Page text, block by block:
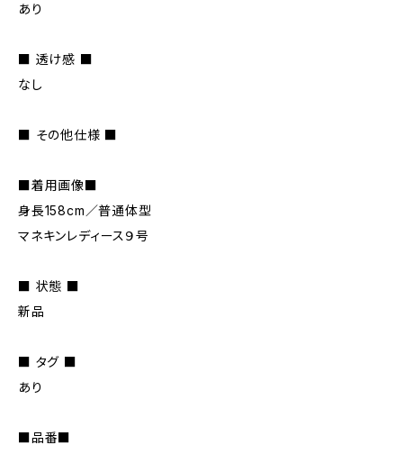
あり
■ 透け感 ■
なし
■ その他仕様 ■
■着用画像■
身長158cm／普通体型
マネキンレディース９号
■ 状態 ■
新品
■ タグ ■
あり
■品番■